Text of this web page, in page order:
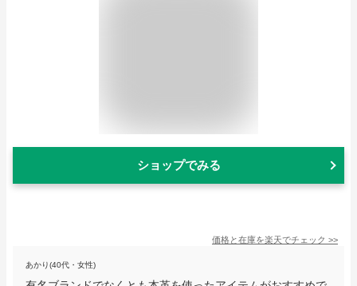
ショップでみる
価格と在庫を楽天でチェック >>
あかり(40代・女性)